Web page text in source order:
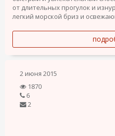
от длительных прогулок и
легкий морской бриз и
2 июня 2015
1870
6
2